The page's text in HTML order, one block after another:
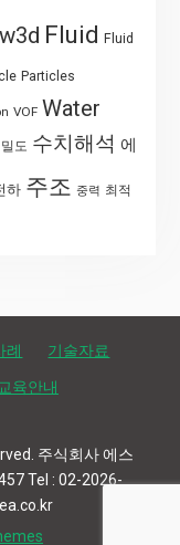
Fluid Fluid
Particles
VOF Water
밀도 수치해석 에
하 주조 중력 최적
례 기술자료
교육안내
주식회사 에스
Tel : 02-2026-